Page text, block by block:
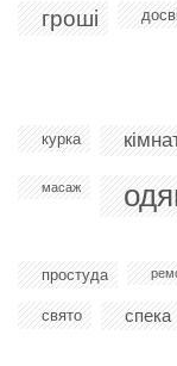
гроші
курка
масаж
простуда
свято спека